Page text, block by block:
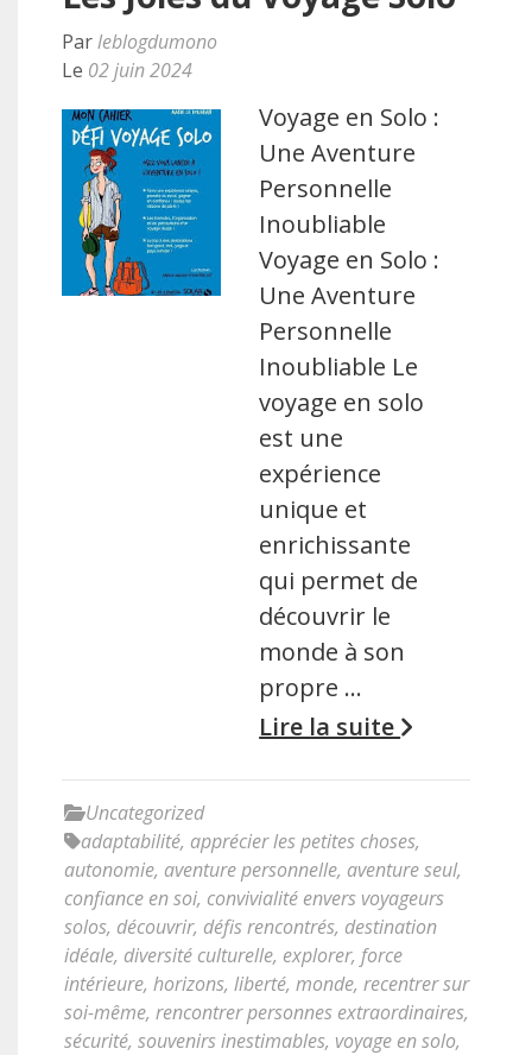
Parleblogdumono
Le 02 juin 2024
Voyage en Solo :
Une Aventure
Personnelle
Inoubliable
Voyage en Solo :
Une Aventure
Personnelle
Inoubliable Le
voyage en solo
est une
expérience
unique et
enrichissante
qui permet de
découvrir le
monde à son
propre …
Lire la suite
Uncategorized
adaptabilité, apprécier les petites choses,
autonomie, aventure personnelle, aventure seul,
confiance en soi, convivialité envers voyageurs
solos, découvrir, défis rencontrés, destination
idéale, diversité culturelle, explorer, force
intérieure, horizons, liberté, monde, recentrer sur
soi-même, rencontrer personnes extraordinaires,
sécurité, souvenirs inestimables, voyage en solo,